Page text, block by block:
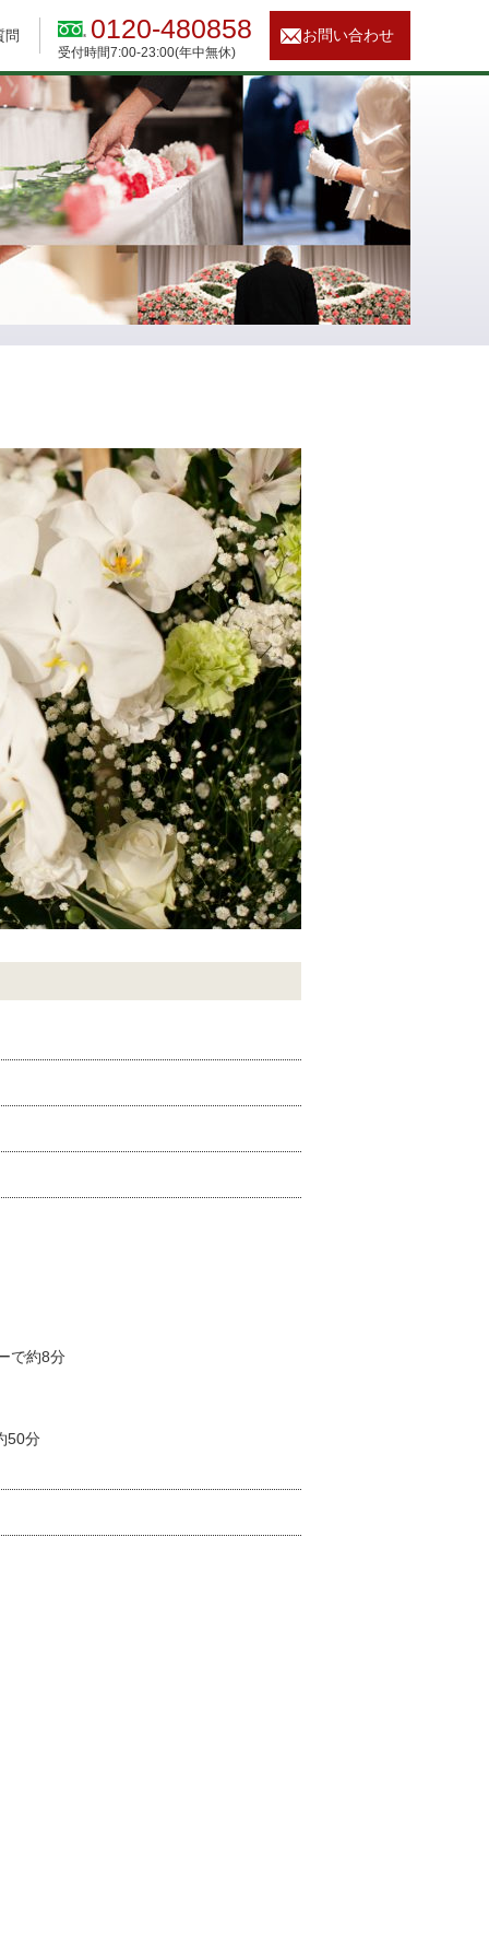
問 0120-480858
受付時間7:00-23:00(年中無休)
お問い合わせ
で約8分
50分